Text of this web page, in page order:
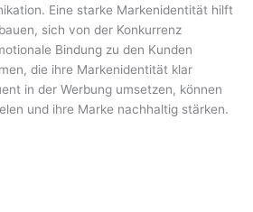
Eine starke Markenidentität hilft
sich von der Konkurrenz
Bindung zu den Kunden
die ihre Markenidentität klar
in der Werbung umsetzen, können
und ihre Marke nachhaltig stärken.